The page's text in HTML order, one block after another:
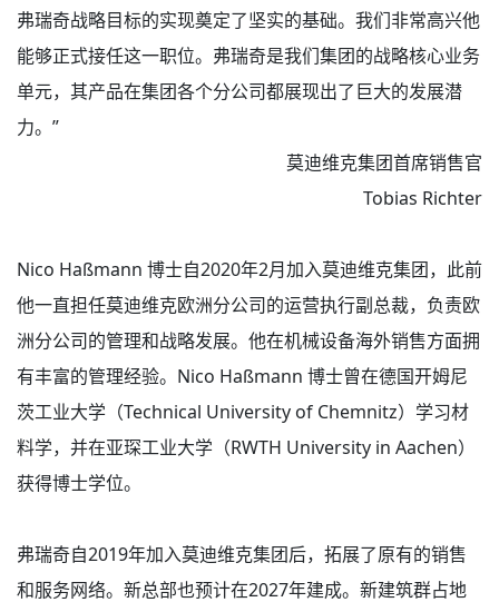
弗瑞奇战略目标的实现奠定了坚实的基础。我们非常高兴他
能够正式接任这一职位。弗瑞奇是我们集团的战略核心业务
单元，其产品在集团各个分公司都展现出了巨大的发展潜
力。”
莫迪维克集团首席销售官
Tobias Richter
Nico Haßmann 博士自2020年2月加入莫迪维克集团，此前
他一直担任莫迪维克欧洲分公司的运营执行副总裁，负责欧
洲分公司的管理和战略发展。他在机械设备海外销售方面拥
有丰富的管理经验。Nico Haßmann 博士曾在德国开姆尼
茨工业大学（Technical University of Chemnitz）学习材
料学，并在亚琛工业大学（RWTH University in Aachen）
获得博士学位。
弗瑞奇自2019年加入莫迪维克集团后，拓展了原有的销售
和服务网络。新总部也预计在2027年建成。新建筑群占地